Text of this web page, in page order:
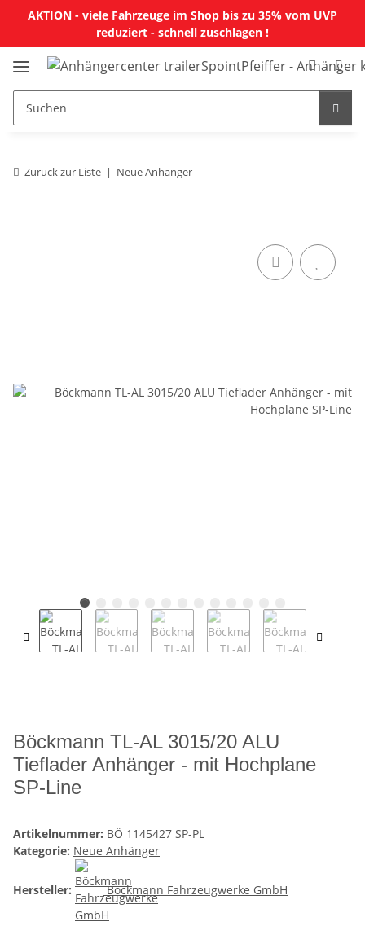
AKTION - viele Fahrzeuge im Shop bis zu 35% vom UVP
reduziert - schnell zuschlagen !
Zurück zur Liste Neue Anhänger
Böckmann TL-AL 3015/20 ALU
Tieflader Anhänger - mit Hochplane
SP-Line
Artikelnummer: BÖ 1145427 SP-PL
Kategorie: Neue Anhänger
Hersteller: Böckmann Fahrzeugwerke GmbH